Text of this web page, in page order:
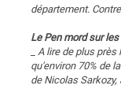
département.
Le Pen mord sur
_ A lire de plus
qu'environ 70% de
de Nicolas